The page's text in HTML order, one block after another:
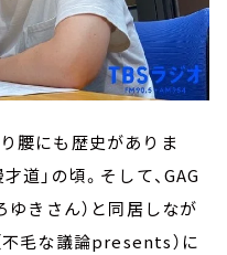
腰にも歴史がありま
道」の頃。そして、GAG
ゆきさん）と同居しなが
不毛な議論presents）に